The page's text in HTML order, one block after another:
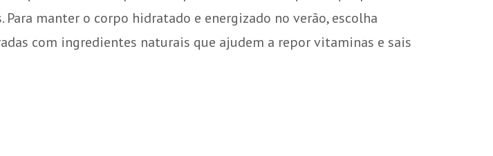
manter o corpo hidratado e energizado no verão, escolha
com ingredientes naturais que ajudem a repor vitaminas e sais